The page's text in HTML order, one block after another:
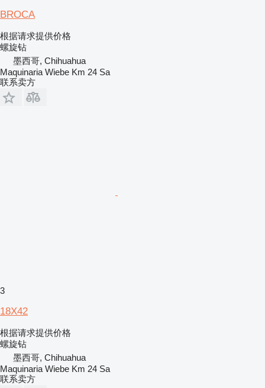
BROCA
根据请求提供价格
螺旋钻
墨西哥, Chihuahua
Maquinaria Wiebe Km 24 Sa
联系卖方
3
18X42
根据请求提供价格
螺旋钻
墨西哥, Chihuahua
Maquinaria Wiebe Km 24 Sa
联系卖方